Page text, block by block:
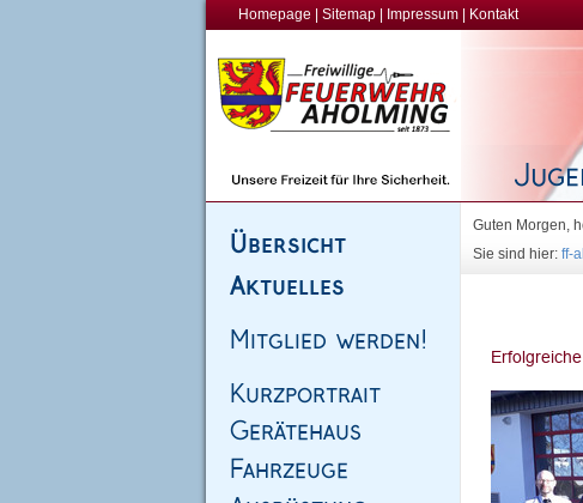
Homepage Sitemap Impressum Kontakt
Guten Morgen,
Sie sind hier: ff-